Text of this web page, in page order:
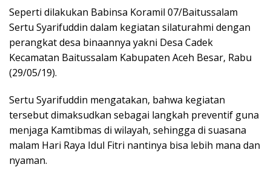
Seperti dilakukan Babinsa Koramil 07/Baitussalam
Sertu Syarifuddin dalam kegiatan silaturahmi dengan
perangkat desa binaannya yakni Desa Cadek
Kecamatan Baitussalam Kabupaten Aceh Besar, Rabu
(29/05/19).
Sertu Syarifuddin mengatakan, bahwa kegiatan
tersebut dimaksudkan sebagai langkah preventif guna
menjaga Kamtibmas di wilayah, sehingga di suasana
malam Hari Raya Idul Fitri nantinya bisa lebih mana dan
nyaman.